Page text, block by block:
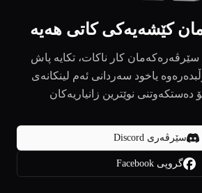
کێشەیەکی کاتی هەیە
سێرڤەرەکەمان کار ناکات، تکایە پاش
یاخود سەردانی ئەم لینکانەی
دەستکەوتنی نوێترین زانیاریەکان
سێرڤەری Discord
گروپی Facebook